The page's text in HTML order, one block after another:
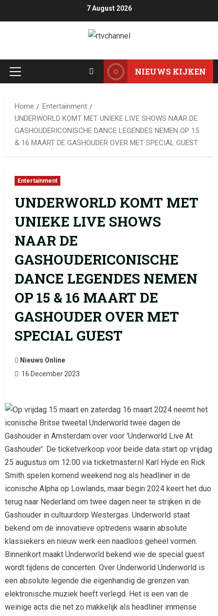
7 August 2026
NIEUWS KIJKEN
Home
Entertainment
UNDERWORLD KOMT MET UNIEKE LIVE SHOWS NAAR DE
GASHOUDERICONISCHE DANCE LEGENDES NEMEN OP 15
& 16 MAART DE GASHOUDER OVER MET SPECIAL GUEST
Entertainment
UNDERWORLD KOMT MET
UNIEKE LIVE SHOWS
NAAR DE
GASHOUDERICONISCHE
DANCE LEGENDES NEMEN
OP 15 & 16 MAART DE
GASHOUDER OVER MET
SPECIAL GUEST
Nieuws Online
16 December 2023